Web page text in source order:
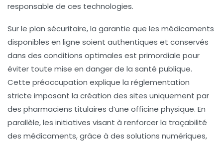
responsable de ces technologies.
Sur le plan sécuritaire, la garantie que les médicaments
disponibles en ligne soient authentiques et conservés
dans des conditions optimales est primordiale pour
éviter toute mise en danger de la santé publique.
Cette préoccupation explique la réglementation
stricte imposant la création des sites uniquement par
des pharmaciens titulaires d’une officine physique. En
parallèle, les initiatives visant à renforcer la traçabilité
des médicaments, grâce à des solutions numériques,